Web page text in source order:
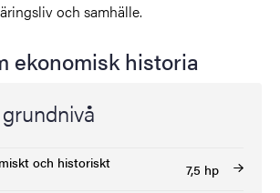
och samhälle.
ekonomisk historia
och historiskt
7,5 hp